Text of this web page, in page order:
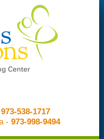
973-538-1717
- 973-998-9494